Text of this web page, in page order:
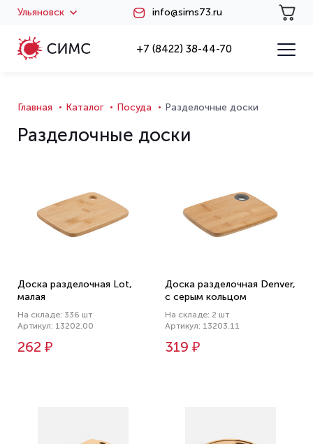
Ульяновск info@sims73.ru
+7 (8422) 38-44-70
Главная Каталог Посуда Разделочные доски
Разделочные доски
Доска разделочная Lot,
малая
На складе: 336 шт
Артикул: 13202.00
262 ₽
Доска разделочная Denver,
с серым кольцом
На складе: 2 шт
Артикул: 13203.11
319 ₽